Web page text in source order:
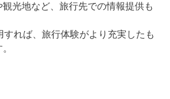
光地など、旅行先での情報提供も
すれば、旅行体験がより充実したも